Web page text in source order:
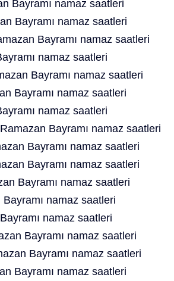
Bayramı namaz saatleri
Bayramı namaz saatleri
Bayramı namaz saatleri
namaz saatleri
Bayramı namaz saatleri
Bayramı namaz saatleri
namaz saatleri
Bayramı namaz saatleri
Bayramı namaz saatleri
Bayramı namaz saatleri
Bayramı namaz saatleri
namaz saatleri
namaz saatleri
Bayramı namaz saatleri
Bayramı namaz saatleri
Bayramı namaz saatleri